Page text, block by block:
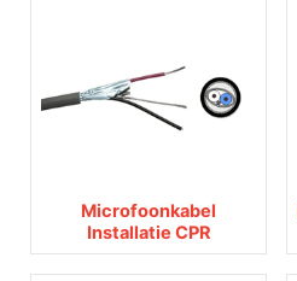
Microfoonkabel
Installatie CPR